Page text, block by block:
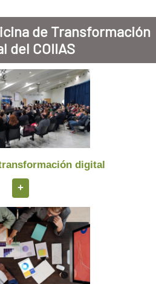
de Transformación
del COIIAS
digital
+